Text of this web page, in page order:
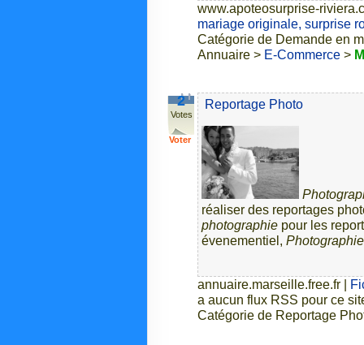
www.apoteosurprise-
mariage originale, surprise
Catégorie de Demande en
Annuaire > E-Commerce >
2
Votes
Voter
Reportage Photo
réaliser des reportages
photographie pour les
évenementiel,
annuaire.marseille.free.fr
a aucun flux RSS pour ce
Catégorie de Reportage